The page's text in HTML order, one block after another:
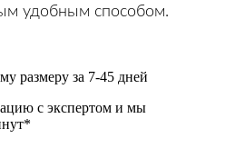
удобным способом.
размеру за 7-45 дней
с экспертом и мы